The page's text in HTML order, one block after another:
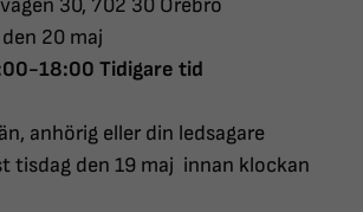
30, 702 30 Örebro
20 maj
18:00 Tidigare tid
anhörig eller din ledsagare
tisdag den 19 maj innan klockan